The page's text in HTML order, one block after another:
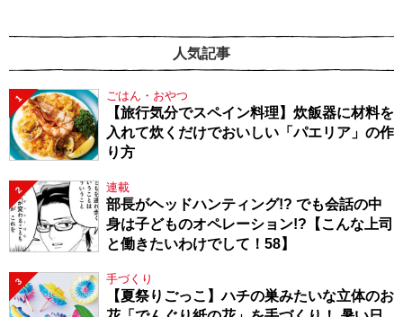
人気記事
1 ごはん・おやつ
【旅行気分でスペイン料理】炊飯器に材料を
入れて炊くだけでおいしい「パエリア」の作
り方
2 連載
部長がヘッドハンティング!? でも会話の中
身は子どものオペレーション!?【こんな上司
と働きたいわけでして！58】
3 手づくり
【夏祭りごっこ】ハチの巣みたいな立体のお